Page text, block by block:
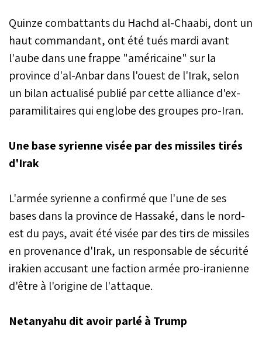
Quinze combattants du Hachd al-Chaabi, dont un
haut commandant, ont été tués mardi avant
l'aube dans une frappe "américaine" sur la
province d'al-Anbar dans l'ouest de l'Irak, selon
un bilan actualisé publié par cette alliance d'ex-
paramilitaires qui englobe des groupes pro-Iran.
Une base syrienne visée par des missiles tirés
d'Irak
L'armée syrienne a confirmé que l'une de ses
bases dans la province de Hassaké, dans le nord-
est du pays, avait été visée par des tirs de missiles
en provenance d'Irak, un responsable de sécurité
irakien accusant une faction armée pro-iranienne
d'être à l'origine de l'attaque.
Netanyahu dit avoir parlé à Trump